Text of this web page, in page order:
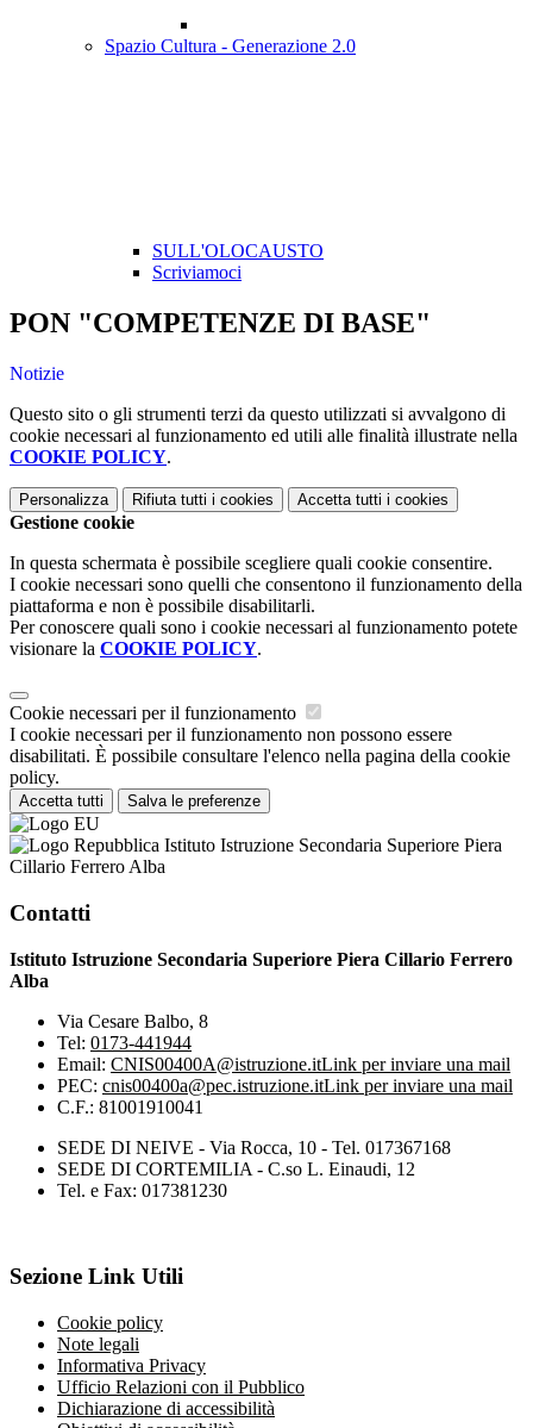
Spazio Cultura - Generazione 2.0
SULL'OLOCAUSTO
Scriviamoci
PON "COMPETENZE DI BASE"
Notizie
Questo sito o gli strumenti terzi da questo utilizzati si avvalgono di
cookie necessari al funzionamento ed utili alle finalità illustrate nella
COOKIE POLICY.
Personalizza Rifiuta tutti i cookies Accetta tutti i cookies
Gestione cookie
In questa schermata è possibile scegliere quali cookie consentire.
I cookie necessari sono quelli che consentono il funzionamento della
piattaforma e non è possibile disabilitarli.
Per conoscere quali sono i cookie necessari al funzionamento potete
visionare la COOKIE POLICY.
Cookie necessari per il funzionamento
I cookie necessari per il funzionamento non possono essere
disabilitati. È possibile consultare l'elenco nella pagina della cookie
policy.
Accetta tutti Salva le preferenze
Istituto Istruzione Secondaria Superiore Piera
Cillario Ferrero Alba
Contatti
Istituto Istruzione Secondaria Superiore Piera Cillario Ferrero
Alba
Via Cesare Balbo, 8
Tel: 0173-441944
Email: CNIS00400A@istruzione.itLink per inviare una mail
PEC: cnis00400a@pec.istruzione.itLink per inviare una mail
C.F.: 81001910041
SEDE DI NEIVE - Via Rocca, 10 - Tel. 017367168
SEDE DI CORTEMILIA - C.so L. Einaudi, 12
Tel. e Fax: 017381230
Sezione Link Utili
Cookie policy
Note legali
Informativa Privacy
Ufficio Relazioni con il Pubblico
Dichiarazione di accessibilità